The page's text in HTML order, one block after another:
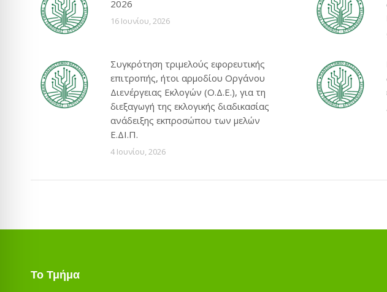
2026
16 Ιουνίου, 2026
Συγκρότηση τριμελούς εφορευτικής
επιτροπής, ήτοι αρμοδίου Οργάνου
Διενέργειας Εκλογών (Ο.Δ.Ε.), για τη
διεξαγωγή της εκλογικής διαδικασίας
ανάδειξης εκπροσώπου των μελών
Ε.ΔΙ.Π.
4 Ιουνίου, 2026
Το Τμήμα